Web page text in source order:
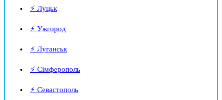
⚡ Луцьк
⚡ Ужгород
⚡ Луганськ
⚡ Сімферополь
⚡ Севастополь